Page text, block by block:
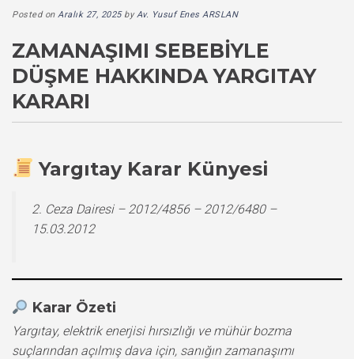
Posted on Aralık 27, 2025byAv. Yusuf Enes ARSLAN
ZAMANAŞIMI SEBEBIYLE
DÜŞME HAKKINDA YARGITAY
KARARI
Yargıtay Karar Künyesi
2. Ceza Dairesi – 2012/4856 – 2012/6480 –
15.03.2012
Karar Özeti
Yargıtay, elektrik enerjisi hırsızlığı ve mühür bozma
suçlarından açılmış dava için, sanığın zamanaşımı